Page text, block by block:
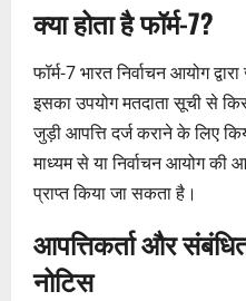
क्या होता है फॉर्म-7?
फॉर्म-7 भारत निर्वाचन आयोग
इसका उपयोग मतदाता सूची से
जुड़ी आपत्ति दर्ज कराने के लिए
माध्यम से या निर्वाचन आयोग
प्राप्त किया जा सकता है।
आपत्तिकर्ता और
नोटिस